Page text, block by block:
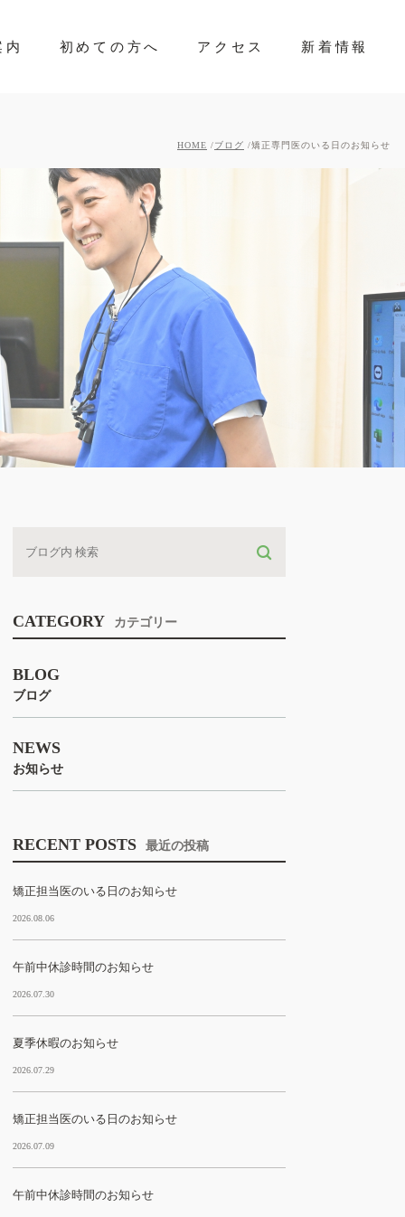
内 初めての方へ アクセス 新着情報
HOME ブログ 矯正専門医のいる日のお知らせ
CATEGORY カテゴリー
BLOG
ブログ
NEWS
お知らせ
RECENT POSTS 最近の投稿
矯正担当医のいる日のお知らせ
2026.08.06
午前中休診時間のお知らせ
2026.07.30
夏季休暇のお知らせ
2026.07.29
矯正担当医のいる日のお知らせ
2026.07.09
午前中休診時間のお知らせ